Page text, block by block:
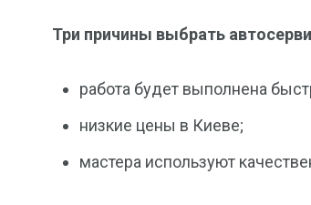
Три причины выбрать
работа будет выполнена
низкие цены в Киеве;
мастера используют